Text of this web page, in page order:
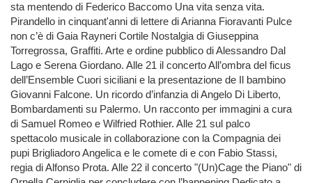
sta mentendo di Federico Baccomo Una vita senza vita.
Pirandello in cinquant'anni di lettere di Arianna Fioravanti Pulce
non c’è di Gaia Rayneri Cortile Nostalgia di Giuseppina
Torregrossa, Graffiti. Arte e ordine pubblico di Alessandro Dal
Lago e Serena Giordano. Alle 21 il concerto All’ombra del ficus
dell’Ensemble Cuori siciliani e la presentazione de Il bambino
Giovanni Falcone. Un ricordo d’infanzia di Angelo Di Liberto,
Bombardamenti su Palermo. Un racconto per immagini a cura
di Samuel Romeo e Wilfried Rothier. Alle 21 sul palco
spettacolo musicale in collaborazione con la Compagnia dei
pupi Brigliadoro Angelica e le comete di e con Fabio Stassi,
regia di Alfonso Prota. Alle 22 il concerto "(Un)Cage the Piano" di